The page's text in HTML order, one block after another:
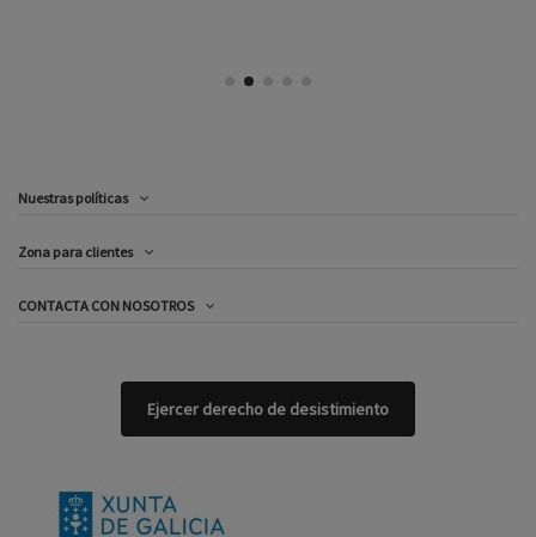
Nuestras políticas
Zona para clientes
CONTACTA CON NOSOTROS
Ejercer derecho de desistimiento